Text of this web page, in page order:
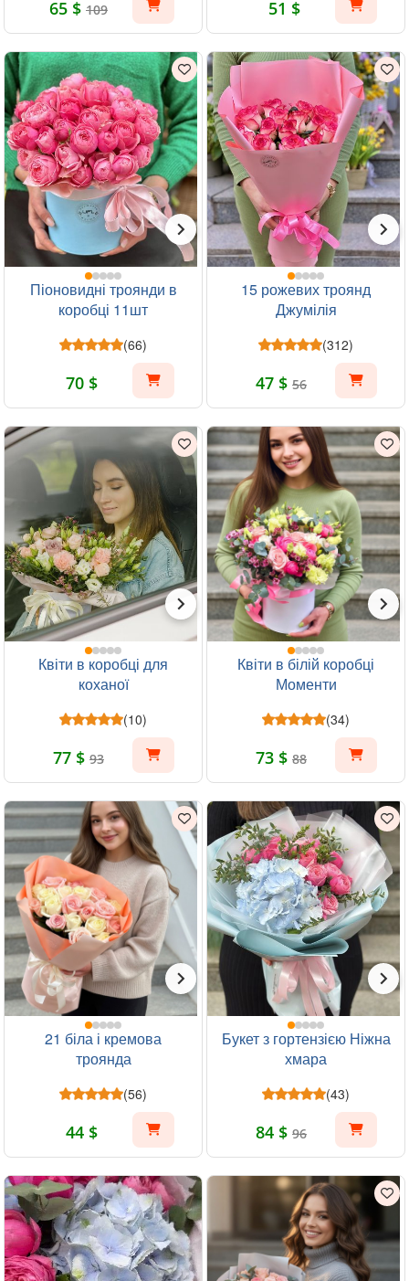
65 $ 109 51 $
Піоновидні троянди в
коробці 11шт
(66)
70 $
15 рожевих троянд
Джумілія
(312)
47 $ 56
Квіти в коробці для
коханої
(10)
77 $ 93
Квіти в білій коробці
Моменти
(34)
73 $ 88
21 біла і кремова
троянда
(56)
44 $
Букет з гортензією Ніжна
хмара
(43)
84 $ 96